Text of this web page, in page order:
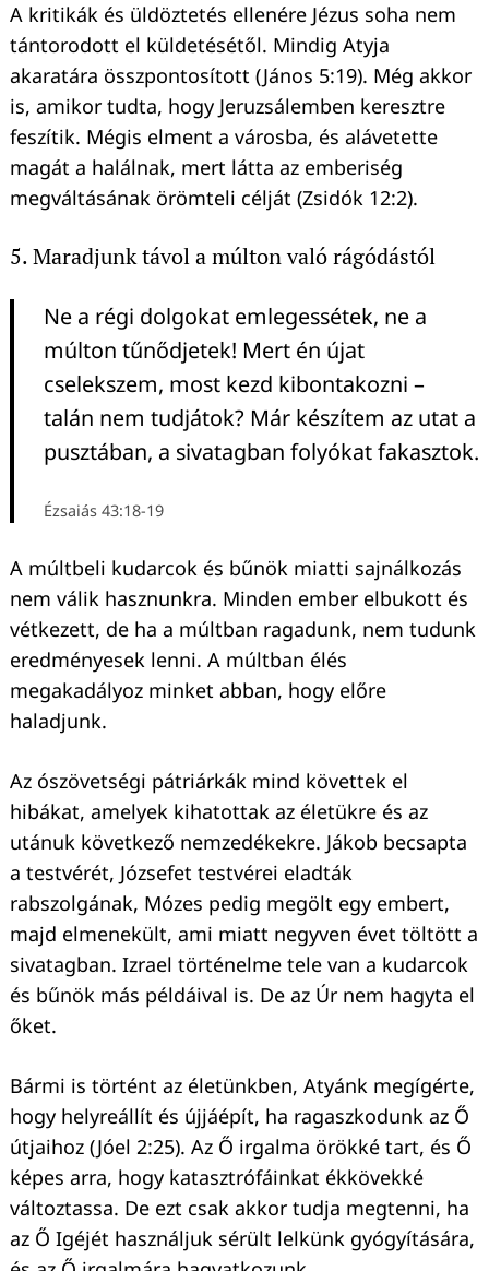
A kritikák és üldöztetés ellenére Jézus soha nem
tántorodott el küldetésétől. Mindig Atyja
akaratára összpontosított (János 5:19). Még akkor
is, amikor tudta, hogy Jeruzsálemben keresztre
feszítik. Mégis elment a városba, és alávetette
magát a halálnak, mert látta az emberiség
megváltásának örömteli célját (Zsidók 12:2).
5. Maradjunk távol a múlton való rágódástól
Ne a régi dolgokat emlegessétek, ne a
múlton tűnődjetek! Mert én újat
cselekszem, most kezd kibontakozni –
talán nem tudjátok? Már készítem az utat a
pusztában, a sivatagban folyókat fakasztok.
Ézsaiás 43:18-19
A múltbeli kudarcok és bűnök miatti sajnálkozás
nem válik hasznunkra. Minden ember elbukott és
vétkezett, de ha a múltban ragadunk, nem tudunk
eredményesek lenni. A múltban élés
megakadályoz minket abban, hogy előre
haladjunk.
Az ószövetségi pátriárkák mind követtek el
hibákat, amelyek kihatottak az életükre és az
utánuk következő nemzedékekre. Jákob becsapta
a testvérét, Józsefet testvérei eladták
rabszolgának, Mózes pedig megölt egy embert,
majd elmenekült, ami miatt negyven évet töltött a
sivatagban. Izrael történelme tele van a kudarcok
és bűnök más példáival is. De az Úr nem hagyta el
őket.
Bármi is történt az életünkben, Atyánk megígérte,
hogy helyreállít és újjáépít, ha ragaszkodunk az Ő
útjaihoz (Jóel 2:25). Az Ő irgalma örökké tart, és Ő
képes arra, hogy katasztrófáinkat ékkövekké
változtassa. De ezt csak akkor tudja megtenni, ha
az Ő Igéjét használjuk sérült lelkünk gyógyítására,